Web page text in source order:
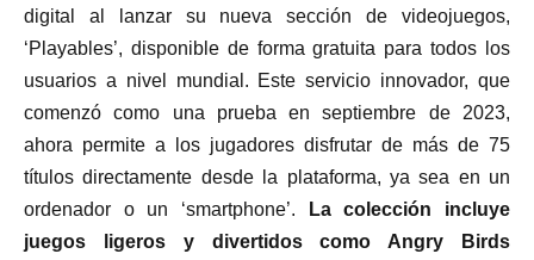
digital al lanzar su nueva sección de videojuegos,
‘Playables’, disponible de forma gratuita para todos los
usuarios a nivel mundial. Este servicio innovador, que
comenzó como una prueba en septiembre de 2023,
ahora permite a los jugadores disfrutar de más de 75
títulos directamente desde la plataforma, ya sea en un
ordenador o un ‘smartphone’.
La colección incluye
juegos ligeros y divertidos como Angry Birds